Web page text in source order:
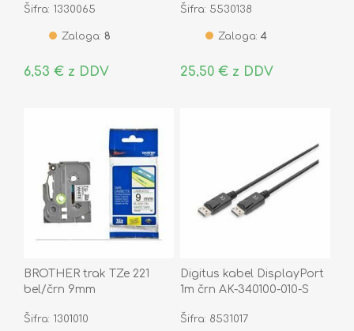
Šifra: 1330065
Zaloga: 8
6,53 € z DDV
Šifra: 5530138
Zaloga: 4
25,50 € z DDV
BROTHER trak TZe 221
bel/črn 9mm
Šifra: 1301010
Digitus kabel DisplayPort
1m črn AK-340100-010-S
Šifra: 8531017